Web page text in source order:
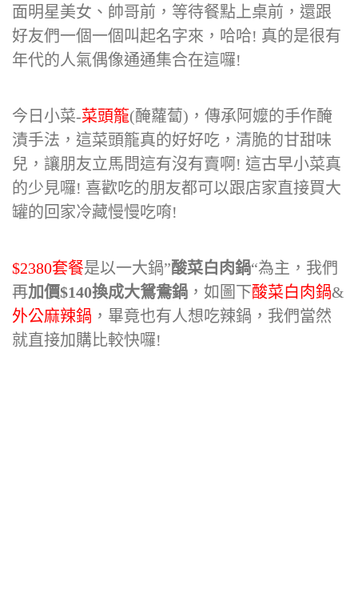
面明星美女、帥哥前，等待餐點上桌前，還跟
好友們一個一個叫起名字來，哈哈! 真的是很有
年代的人氣偶像通通集合在這囉!
今日小菜-菜頭籠(醃蘿蔔)，傳承阿嬤的手作醃
漬手法，這菜頭籠真的好好吃，清脆的甘甜味
兒，讓朋友立馬問這有沒有賣啊! 這古早小菜真
的少見囉! 喜歡吃的朋友都可以跟店家直接買大
罐的回家冷藏慢慢吃唷!
$2380套餐是以一大鍋”酸菜白肉鍋“為主，我們
再加價$140換成大鴛鴦鍋 ，如圖下酸菜白肉鍋&
外公麻辣鍋 ，畢竟也有人想吃辣鍋，我們當然
就直接加購比較快囉!